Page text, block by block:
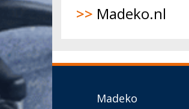
>> Madeko.nl
Madeko